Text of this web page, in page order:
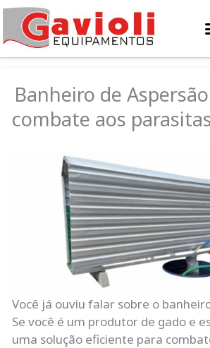
Ir
para
o
conteúdo
Banheiro de
combate aos
Você já ouviu falar sobre o
Se você é um produtor de gado e
uma solução eficiente para